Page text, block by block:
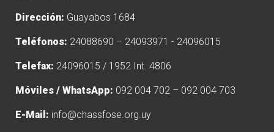
Dirección: Guayabos 1684
Teléfonos: 24088690 – 24093971 - 24096015
Telefax: 24096015 / 1952 Int. 4806
Móviles / WhatsApp: 092 004 702 – 092 004 703
E-Mail: info@chassfose.org.uy